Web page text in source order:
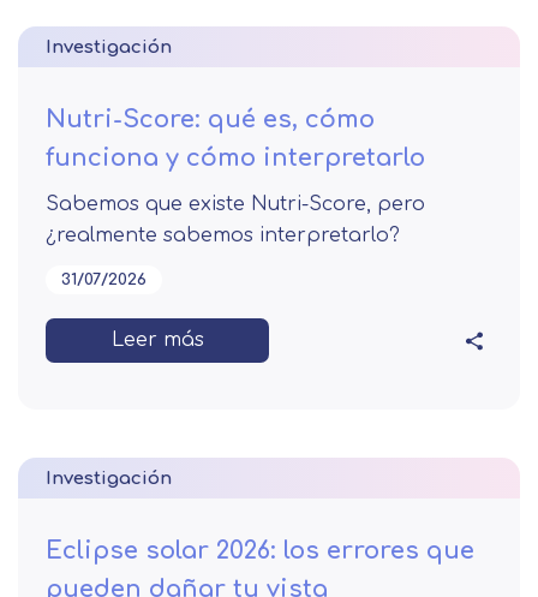
Investigación
Nutri-Score: qué es, cómo
funciona y cómo interpretarlo
Sabemos que existe Nutri-Score, pero
¿realmente sabemos interpretarlo?
31/07/2026
Leer más
Investigación
Eclipse solar 2026: los errores que
pueden dañar tu vista